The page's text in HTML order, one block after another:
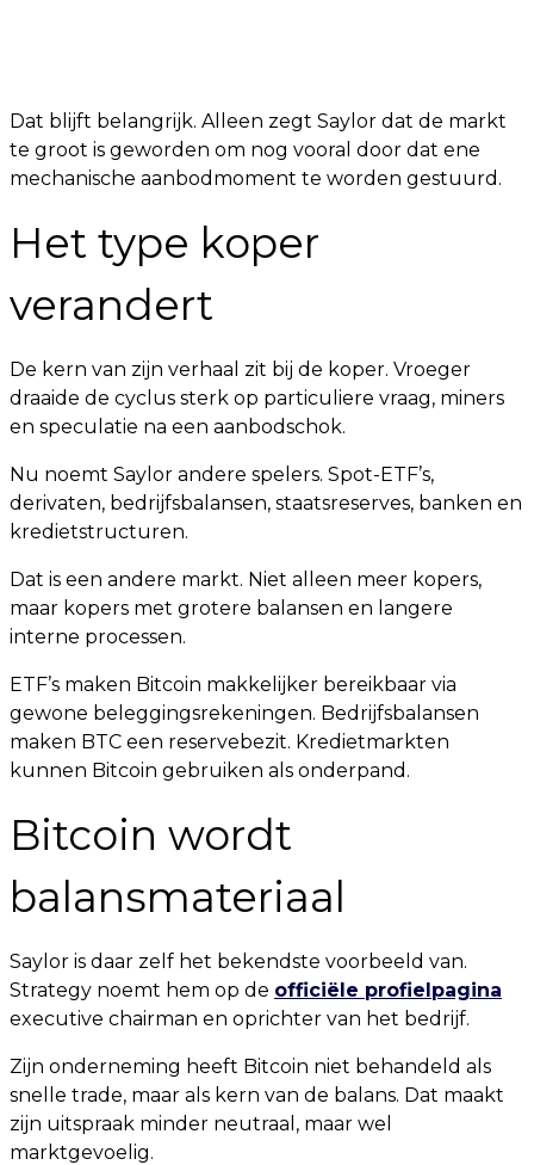
Dat blijft belangrijk. Alleen zegt Saylor dat de markt
te groot is geworden om nog vooral door dat ene
mechanische aanbodmoment te worden gestuurd.
Het type koper
verandert
De kern van zijn verhaal zit bij de koper. Vroeger
draaide de cyclus sterk op particuliere vraag, miners
en speculatie na een aanbodschok.
Nu noemt Saylor andere spelers. Spot-ETF’s,
derivaten, bedrijfsbalansen, staatsreserves, banken en
kredietstructuren.
Dat is een andere markt. Niet alleen meer kopers,
maar kopers met grotere balansen en langere
interne processen.
ETF’s maken Bitcoin makkelijker bereikbaar via
gewone beleggingsrekeningen. Bedrijfsbalansen
maken BTC een reservebezit. Kredietmarkten
kunnen Bitcoin gebruiken als onderpand.
Bitcoin wordt
balansmateriaal
Saylor is daar zelf het bekendste voorbeeld van.
Strategy noemt hem op de officiële profielpagina
executive chairman en oprichter van het bedrijf.
Zijn onderneming heeft Bitcoin niet behandeld als
snelle trade, maar als kern van de balans. Dat maakt
zijn uitspraak minder neutraal, maar wel
marktgevoelig.